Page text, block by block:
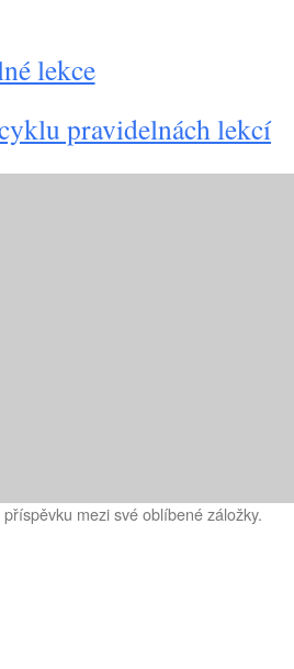
lekce
pravidelnách lekcí
příspěvku mezi své oblíbené záložky.